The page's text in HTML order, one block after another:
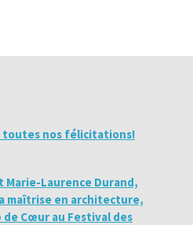
toutes nos félicitations!
Laurence Durand,
maîtrise en architecture,
Cœur au Festival des